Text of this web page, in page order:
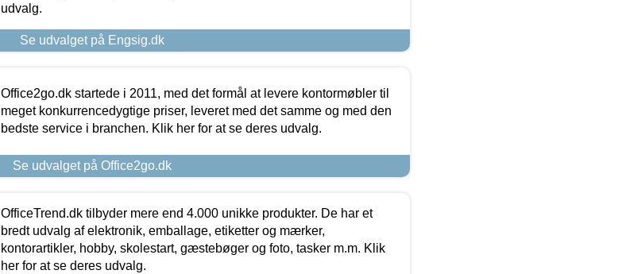
udvalg.
Se udvalget på Engsig.dk
Office2go.dk startede i 2011, med det formål at levere kontormøbler til
meget konkurrencedygtige priser, leveret med det samme og med den
bedste service i branchen. Klik her for at se deres udvalg.
Se udvalget på Office2go.dk
OfficeTrend.dk tilbyder mere end 4.000 unikke produkter. De har et
bredt udvalg af elektronik, emballage, etiketter og mærker,
kontorartikler, hobby, skolestart, gæstebøger og foto, tasker m.m. Klik
her for at se deres udvalg.